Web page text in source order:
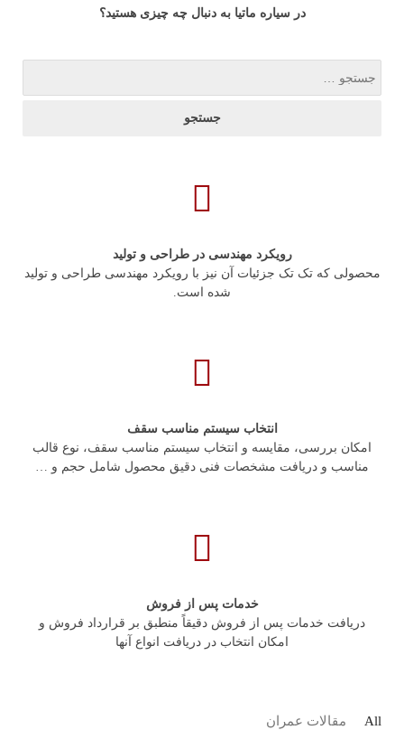
خدمات پس از فروش
دریافت خدمات پس از فروش دقیقاً منطبق بر قرارداد فروش و
امکان انتخاب در دریافت انواع آنها
انتخاب سیستم مناسب سقف
امکان بررسی، مقایسه و انتخاب سیستم مناسب سقف، نوع قالب
مناسب و دریافت مشخصات فنی دقیق محصول شامل حجم و …
رویکرد مهندسی در طراحی و تولید
محصولی که تک ­تک جزئیات آن نیز با رویکرد مهندسی طراحی و تولید
شده است.
در سیاره ماتیا به دنبال چه چیزی هستید؟
All مقالات عمران